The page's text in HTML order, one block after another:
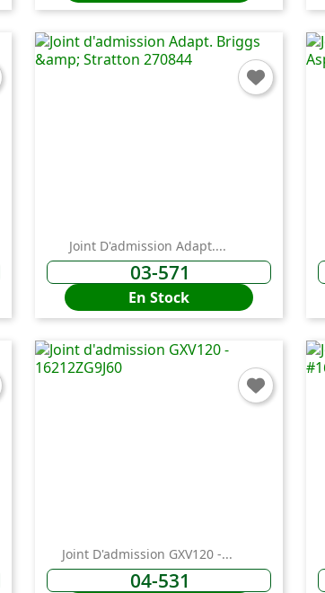
Joint D'admission Adapt....
03-571
En Stock
Joint D'admission GXV120 -...
04-531
Annuler